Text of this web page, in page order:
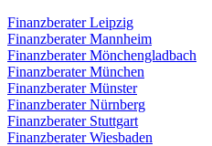
Finanzberater Leipzig
Finanzberater Mannheim
Finanzberater Mönchengladbach
Finanzberater München
Finanzberater Münster
Finanzberater Nürnberg
Finanzberater Stuttgart
Finanzberater Wiesbaden